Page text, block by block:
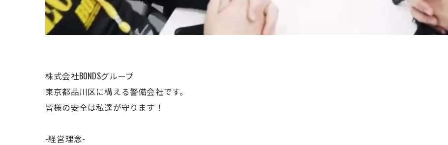
株式会社BONDSグループ
東京都品川区に構える警備会社です。
皆様の安全は私達が守ります！
-経営理念-